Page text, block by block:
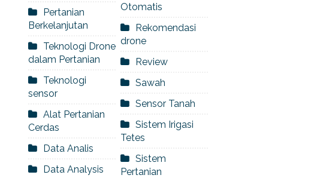
Pertanian
Berkelanjutan
Teknologi Drone
dalam Pertanian
Teknologi
sensor
Alat Pertanian
Cerdas
Data Analis
Data Analysis
Otomatis
Rekomendasi
drone
Review
Sawah
Sensor Tanah
Sistem Irigasi
Tetes
Sistem
Pertanian